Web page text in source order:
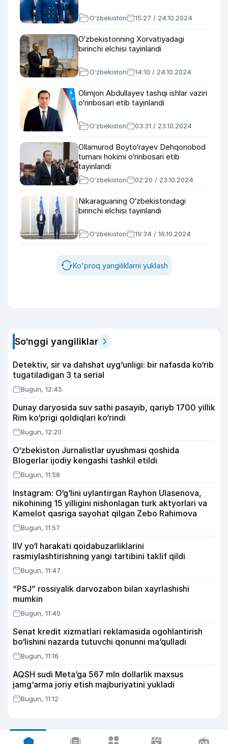
O‘zbekiston 15:27 / 24.10.2024
O‘zbekistonning Xorvatiyadagi
birinchi elchisi tayinlandi
O‘zbekiston 14:10 / 24.10.2024
Olimjon Abdullayev tashqi ishlar vaziri
o‘rinbosari etib tayinlandi
O‘zbekiston 03:31 / 23.10.2024
Ollamurod Boyto‘rayev Dehqonobod
tumani hokimi o‘rinbosari etib
tayinlandi
O‘zbekiston 02:20 / 23.10.2024
Nikaraguaning O‘zbekistondagi
birinchi elchisi tayinlandi
O‘zbekiston 19:34 / 16.10.2024
Ko'proq yangiliklarni yuklash
So‘nggi yangiliklar
Detektiv, sir va dahshat uyg‘unligi: bir nafasda ko‘rib
tugatiladigan 3 ta serial
Bugun, 12:45
Dunay daryosida suv sathi pasayib, qariyb 1700 yillik
Rim ko‘prigi qoldiqlari ko‘rindi
Bugun, 12:20
O‘zbekiston Jurnalistlar uyushmasi qoshida
Blogerlar ijodiy kengashi tashkil etildi
Bugun, 11:58
Instagram: O‘g‘lini uylantirgan Rayhon Ulasenova,
nikohining 15 yilligini nishonlagan turk aktyorlari va
Kamelot qasriga sayohat qilgan Zebo Rahimova
Bugun, 11:57
IIV yo‘l harakati qoidabuzarliklarini
rasmiylashtirishning yangi tartibini taklif qildi
Bugun, 11:47
“PSJ” rossiyalik darvozabon bilan xayrlashishi
mumkin
Bugun, 11:40
Senat kredit xizmatlari reklamasida ogohlantirish
bo‘lishini nazarda tutuvchi qonunni ma’qulladi
Bugun, 11:16
AQSH sudi Meta’ga 567 mln dollarlik maxsus
jamg‘arma joriy etish majburiyatini yukladi
Bugun, 11:12